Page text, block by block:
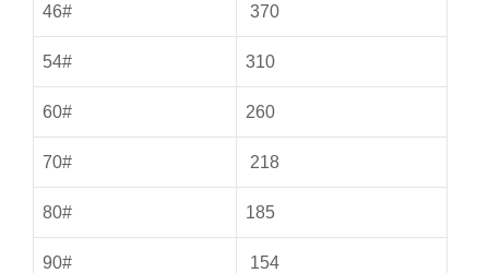
46# 370
54# 310
60# 260
70# 218
80# 185
90# 154